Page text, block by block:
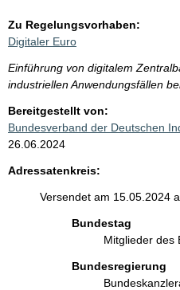
Zu Regelungsvorhaben:
Digitaler Euro
Einführung von digitalem
industriellen Anwendungsfällen
Bereitgestellt von:
Bundesverband der Deutschen
26.06.2024
Adressatenkreis:
Versendet am 15.05.2024
Bundestag
Mitglieder des
Bundesregierung